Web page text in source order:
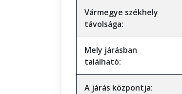
Vármegye székhely
távolsága:
Mely járásban
található:
A járás központja: